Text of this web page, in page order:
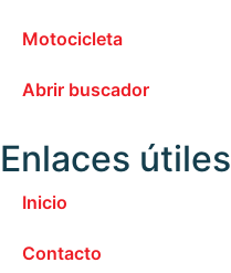
Motocicleta
Abrir buscador
Enlaces útiles
Inicio
Contacto